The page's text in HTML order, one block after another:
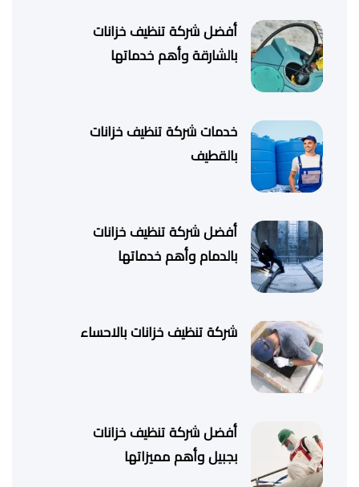
أفضل شركة تنظيف خزانات
بالشارقة وأهم خدماتها
خدمات شركة تنظيف خزانات
بالقطيف
أفضل شركة تنظيف خزانات
بالدمام وأهم خدماتها
شركة تنظيف خزانات بالاحساء
أفضل شركة تنظيف خزانات
بجبيل وأهم مميزاتها